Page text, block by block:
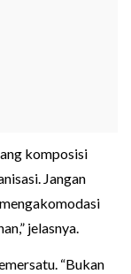
komposisi
Jangan
jelasnya.
“Bukan